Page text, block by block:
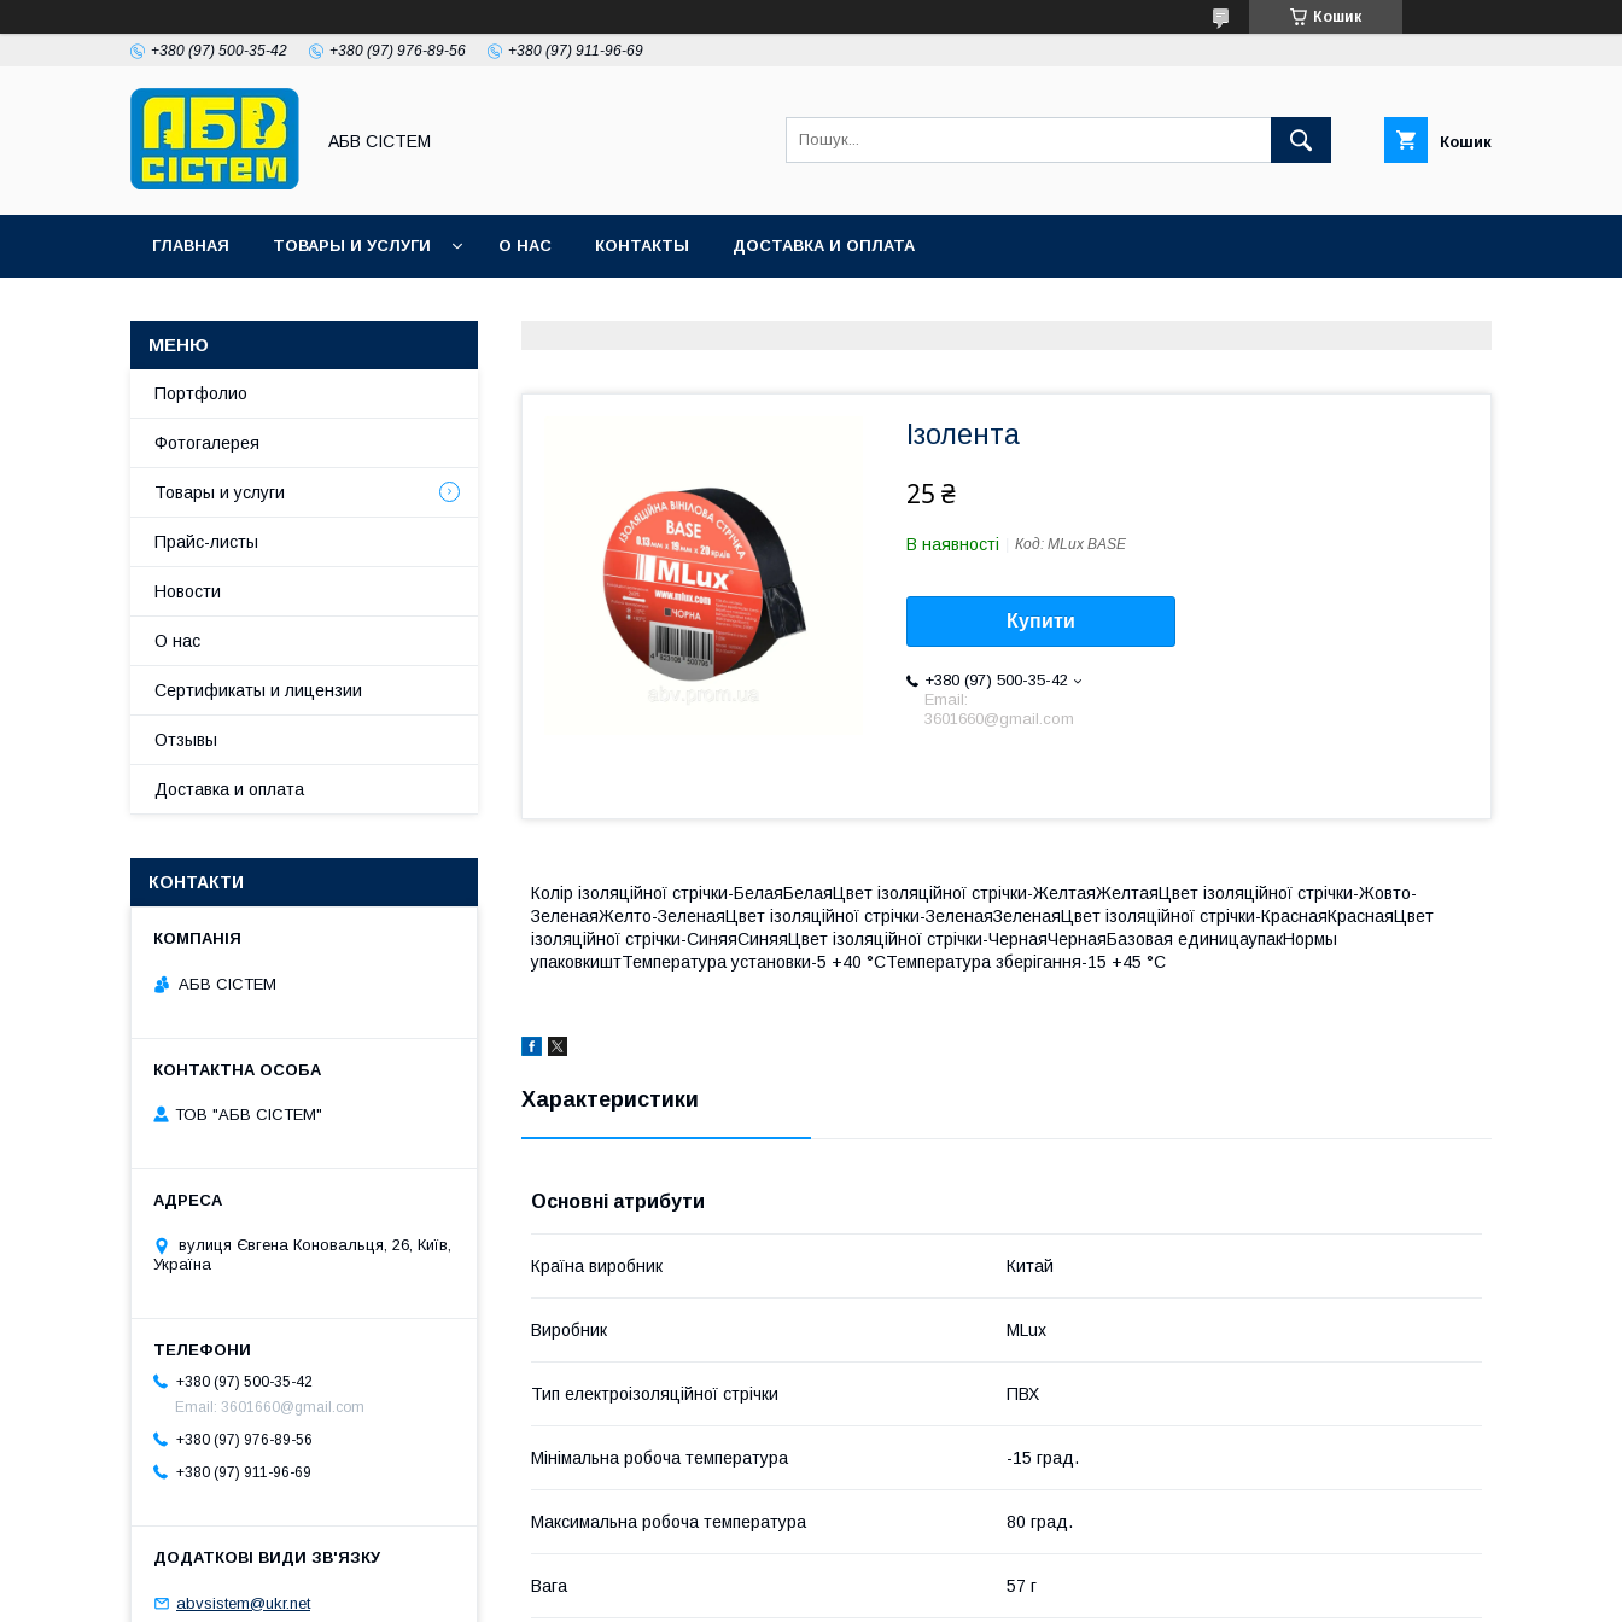
Кошик
+380 (97) 500-35-42 +380 (97) 976-89-56 +380 (97) 911-96-69
АБВ СІСТЕМ Кошик
ГЛАВНАЯ ТОВАРЫ И УСЛУГИ О НАС КОНТАКТЫ ДОСТАВКА И ОПЛАТА
Ізолента
25 ₴
В наявності Код: MLux BASE
Купити
+380 (97) 500-35-42
Email:
3601660@gmail.com
Колір ізоляційної стрічки-БелаяБелаяЦвет ізоляційної стрічки-ЖелтаяЖелтаяЦвет ізоляційної стрічки-Жовто-
ЗеленаяЖелто-ЗеленаяЦвет ізоляційної стрічки-ЗеленаяЗеленаяЦвет ізоляційної стрічки-КраснаяКраснаяЦвет
ізоляційної стрічки-СиняяСиняяЦвет ізоляційної стрічки-ЧернаяЧернаяБазовая единицаупакНормы
упаковкиштТемпература установки-5 +40 °СТемпература зберігання-15 +45 °С
Характеристики
Основні атрибути
Країна виробник Китай
Виробник MLux
Тип електроізоляційної стрічки ПВХ
Мінімальна робоча температура -15 град.
Максимальна робоча температура 80 град.
Вага 57 г
Портфолио
Фотогалерея
Товары и услуги
Прайс-листы
Новости
О нас
Сертификаты и лицензии
Отзывы
Доставка и оплата
КОНТАКТИ
АБВ СІСТЕМ
ТОВ "АБВ СІСТЕМ"
вулиця Євгена Коновальця, 26, Київ,
Україна
+380 (97) 500-35-42
Email: 3601660@gmail.com
+380 (97) 976-89-56
+380 (97) 911-96-69
abvsistem@ukr.net